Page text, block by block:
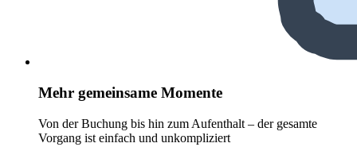
Mehr gemeinsame Momente
Von der Buchung bis hin zum Aufenthalt – der gesamte
Vorgang ist einfach und unkompliziert